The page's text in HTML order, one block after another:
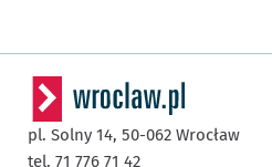
pl. Solny 14, 50-062 Wrocław
tel. 71 776 71 42